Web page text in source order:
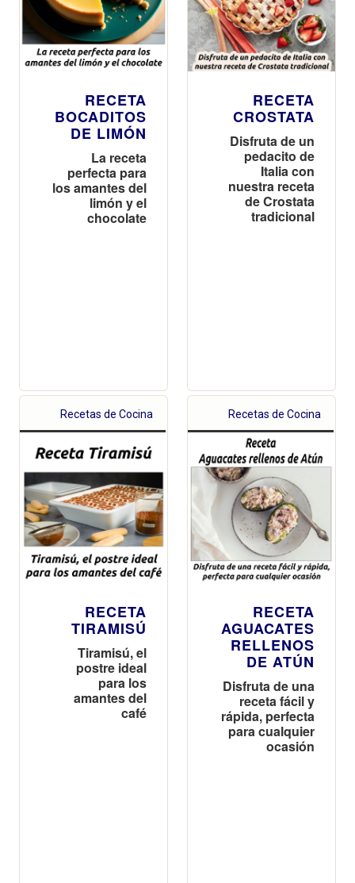
RECETA
BOCADITOS
DE LIMÓN
La receta
perfecta para
los amantes del
limón y el
chocolate
RECETA
CROSTATA
Disfruta de un
pedacito de
Italia con
nuestra receta
de Crostata
tradicional
Recetas de Cocina
RECETA
TIRAMISÚ
Tiramisú, el
postre ideal
para los
amantes del
café
Recetas de Cocina
RECETA
AGUACATES
RELLENOS
DE ATÚN
Disfruta de una
receta fácil y
rápida, perfecta
para cualquier
ocasión